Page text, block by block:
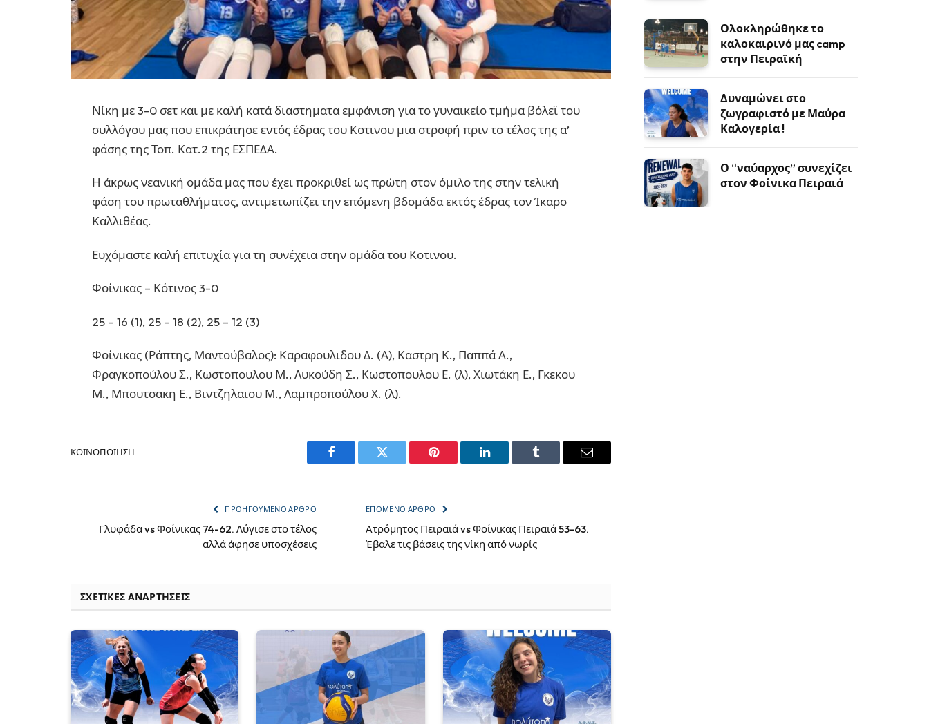
Νίκη με 3-0 σετ και με καλή κατά διαστηματα εμφάνιση για το γυναικείο τμήμα βόλεϊ του
συλλόγου μας που επικράτησε εντός έδρας του Κοτινου μια στροφή πριν το τέλος της α’
φάσης της Τοπ. Κατ.2 της ΕΣΠΕΔΑ.
Η άκρως νεανική ομάδα μας που έχει προκριθεί ως πρώτη στον όμιλο της στην τελική
φάση του πρωταθλήματος, αντιμετωπίζει την επόμενη βδομάδα εκτός έδρας τον Ίκαρο
Καλλιθέας.
Ευχόμαστε καλή επιτυχία για τη συνέχεια στην ομάδα του Κοτινου.
Φοίνικας – Κότινος 3-0
25 – 16 (1), 25 – 18 (2), 25 – 12 (3)
Φοίνικας (Ράπτης, Μαντούβαλος): Καραφουλιδου Δ. (Α), Καστρη Κ., Παππά Α.,
Φραγκοπούλου Σ., Κωστοπουλου Μ., Λυκούδη Σ., Κωστοπουλου Ε. (λ), Χιωτάκη Ε., Γκεκου
Μ., Μπουτσακη Ε., Βιντζηλαιου Μ., Λαμπροπούλου Χ. (λ).
ΚΟΙΝΟΠΟΊΗΣΗ
Facebook Twitter Pinterest LinkedIn Tumblr Email
ΠΡΟΗΓΟΎΜΕΝΟ ΆΡΘΡΟ
Γλυφάδα vs Φοίνικας 74-62. Λύγισε στο τέλος
αλλά άφησε υποσχέσεις
ΕΠΌΜΕΝΟ ΆΡΘΡΟ
Ατρόμητος Πειραιά vs Φοίνικας Πειραιά 53-63.
Έβαλε τις βάσεις της νίκη από νωρίς
ΣΧΕΤΙΚΈΣ ΑΝΑΡΤΉΣΕΙΣ
Ολοκληρώθηκε το
καλοκαιρινό μας camp
στην Πειραϊκή
Δυναμώνει στο
ζωγραφιστό με Μαύρα
Καλογερία !
Ο “ναύαρχος” συνεχίζει
στον Φοίνικα Πειραιά